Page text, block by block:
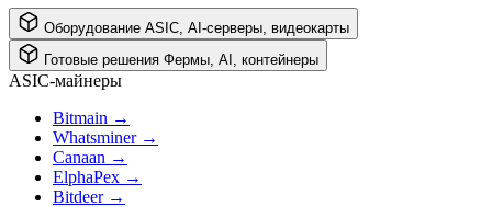
Оборудование ASIC, AI-серверы, видеокарты
Готовые решения Фермы, AI, контейнеры
ASIC-майнеры
Bitmain →
Whatsminer →
Canaan →
ElphaPex →
Bitdeer →